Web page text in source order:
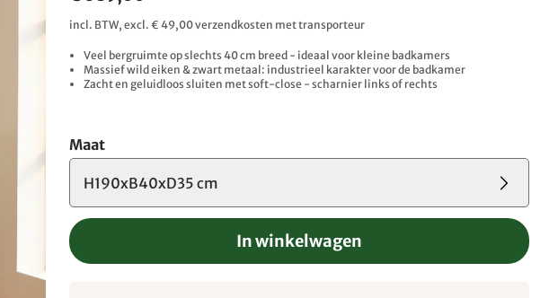
incl. BTW, excl. € 49,00 verzendkosten met transporteur
Veel bergruimte op slechts 40 cm breed - ideaal voor kleine badkamers
Massief wild eiken & zwart metaal: industrieel karakter voor de badkamer
Zacht en geluidloos sluiten met soft-close - scharnier links of rechts
Maat
H190xB40xD35 cm
In winkelwagen